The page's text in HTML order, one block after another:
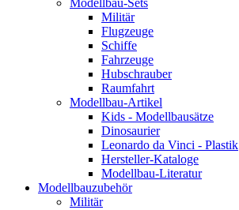
Modellbau-Sets
Militär
Flugzeuge
Schiffe
Fahrzeuge
Hubschrauber
Raumfahrt
Modellbau-Artikel
Kids - Modellbausätze
Dinosaurier
Leonardo da Vinci - Plastik
Hersteller-Kataloge
Modellbau-Literatur
Modellbauzubehör
Militär